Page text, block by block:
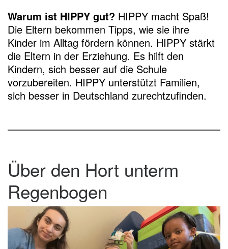
Warum ist HIPPY gut? HIPPY macht Spaß!
Die Eltern bekommen Tipps, wie sie ihre
Kinder im Alltag fördern können. HIPPY stärkt
die Eltern in der Erziehung. Es hilft den
Kindern, sich besser auf die Schule
vorzubereiten. HIPPY unterstützt Familien,
sich besser in Deutschland zurechtzufinden.
Über den Hort unterm
Regenbogen